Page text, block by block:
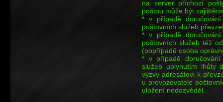
na server příchozí
poštou může být
* v případě doručování
poštovních služeb
* v případě doručování
poštovních služeb též
(popřípadě osoba
* v případě doručování
služeb uplynutím lhůty
výzvy adresátovi k
u provozovatele
uložení nedozvěděl.